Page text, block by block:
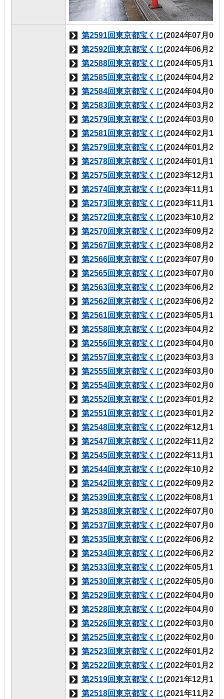
第2591回東京都宝くじ(2024年07月01
第2592回東京都宝くじ(2024年06月28
第2588回東京都宝くじ(2024年05月17
第2585回東京都宝くじ(2024年04月26
第2584回東京都宝くじ(2024年04月05
第2583回東京都宝くじ(2024年03月29
第2579回東京都宝くじ(2024年03月08
第2581回東京都宝くじ(2024年02月16
第2579回東京都宝くじ(2024年01月26
第2578回東京都宝くじ(2024年01月19
第2575回東京都宝くじ(2023年12月15
第2574回東京都宝くじ(2023年11月17
第2573回東京都宝くじ(2023年11月17
第2572回東京都宝くじ(2023年10月20
第2570回東京都宝くじ(2023年09月22
第2567回東京都宝くじ(2023年08月25
第2566回東京都宝くじ(2023年07月07
第2565回東京都宝くじ(2023年07月07
第2563回東京都宝くじ(2023年06月23
第2562回東京都宝くじ(2023年06月23
第2561回東京都宝くじ(2023年05月12
第2558回東京都宝くじ(2023年04月21
第2556回東京都宝くじ(2023年04月05
第2557回東京都宝くじ(2023年03月31
第2555回東京都宝くじ(2023年03月03
第2554回東京都宝くじ(2023年02月03
第2552回東京都宝くじ(2023年01月27
第2551回東京都宝くじ(2023年01月20
第2548回東京都宝くじ(2022年12月16
第2547回東京都宝くじ(2022年11月25
第2545回東京都宝くじ(2022年11月18
第2544回東京都宝くじ(2022年10月21
第2542回東京都宝くじ(2022年09月26
第2539回東京都宝くじ(2022年08月19
第2538回東京都宝くじ(2022年07月08
第2537回東京都宝くじ(2022年07月08
第2535回東京都宝くじ(2022年06月24
第2534回東京都宝くじ(2022年06月24
第2533回東京都宝くじ(2022年05月13
第2530回東京都宝くじ(2022年05月02
第2529回東京都宝くじ(2022年04月05
第2528回東京都宝くじ(2022年04月05
第2526回東京都宝くじ(2022年03月04
第2525回東京都宝くじ(2022年02月04
第2523回東京都宝くじ(2022年01月28
第2522回東京都宝くじ(2022年01月21
第2519回東京都宝くじ(2021年12月17
第2518回東京都宝くじ(2021年11月26